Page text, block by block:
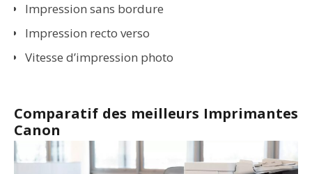
Impression sans bordure
Impression recto verso
Vitesse d’impression photo
Comparatif des meilleurs Imprimantes
Canon